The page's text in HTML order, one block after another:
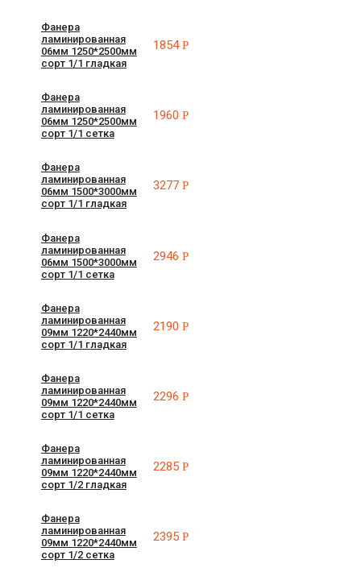
Фанера
ламинированная
06мм 1250*2500мм
сорт 1/1 гладкая
1854Р
Фанера
ламинированная
06мм 1250*2500мм
сорт 1/1 сетка
1960Р
Фанера
ламинированная
06мм 1500*3000мм
сорт 1/1 гладкая
3277Р
Фанера
ламинированная
06мм 1500*3000мм
сорт 1/1 сетка
2946Р
Фанера
ламинированная
09мм 1220*2440мм
сорт 1/1 гладкая
2190Р
Фанера
ламинированная
09мм 1220*2440мм
сорт 1/1 сетка
2296Р
Фанера
ламинированная
09мм 1220*2440мм
сорт 1/2 гладкая
2285Р
Фанера
ламинированная
09мм 1220*2440мм
сорт 1/2 сетка
2395Р